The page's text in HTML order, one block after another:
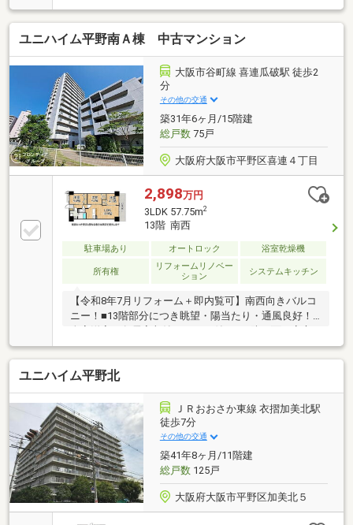
マンションで快適な暮らしを実現
ユニハイム平野南Ａ棟 中古マンション
大阪市谷町線 喜連瓜破駅 徒歩2
分
その他の交通
築31年6ヶ月/15階建
総戸数75戸
大阪府大阪市平野区喜連４丁目
2,898万円
3LDK 57.75m2
13階 南西
駐車場あり オートロック 浴室乾燥機
所有権
リフォームリノベー
ション
システムキッチン
【令和8年7月リフォーム＋即内覧可】南西向きバルコ
ニー！■13階部分につき眺望・陽当たり・通風良好！■
なオートロック付きマンション！
ユニハイム平野北
ＪＲおおさか東線 衣摺加美北駅
徒歩7分
その他の交通
築41年8ヶ月/11階建
総戸数125戸
大阪府大阪市平野区加美北５